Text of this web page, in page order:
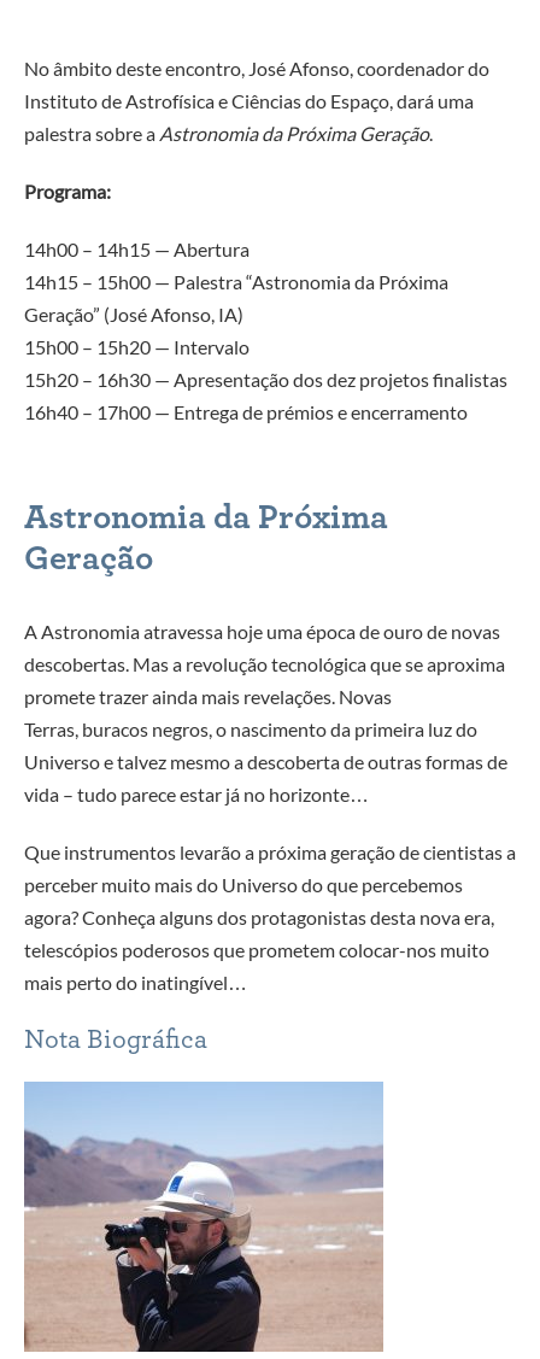
No âmbito deste encontro, José Afonso, coordenador do
Instituto de Astrofísica e Ciências do Espaço, dará uma
palestra sobre a Astronomia da Próxima Geração.
Programa:
14h00 – 14h15 — Abertura
14h15 – 15h00 — Palestra “Astronomia da Próxima
Geração” (José Afonso, IA)
15h00 – 15h20 — Intervalo
15h20 – 16h30 — Apresentação dos dez projetos finalistas
16h40 – 17h00 — Entrega de prémios e encerramento
Astronomia da Próxima
Geração
A Astronomia atravessa hoje uma época de ouro de novas
descobertas. Mas a revolução tecnológica que se aproxima
promete trazer ainda mais revelações. Novas
Terras, buracos negros, o nascimento da primeira luz do
Universo e talvez mesmo a descoberta de outras formas de
vida – tudo parece estar já no horizonte…
Que instrumentos levarão a próxima geração de cientistas a
perceber muito mais do Universo do que percebemos
agora? Conheça alguns dos protagonistas desta nova era,
telescópios poderosos que prometem colocar-nos muito
mais perto do inatingível…
Nota Biográfica